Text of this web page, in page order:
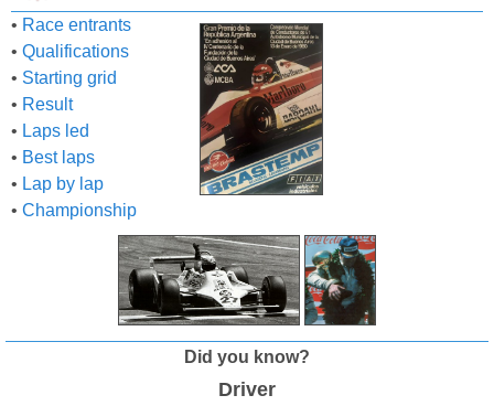
• Race entrants
• Qualifications
• Starting grid
• Result
• Laps led
• Best laps
• Lap by lap
• Championship
Did you know?
Driver